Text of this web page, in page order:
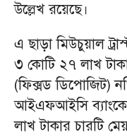
উল্লেখ রয়েছে।
এ ছাড়া মিউচুয়াল
৩ কোটি ২৭ লাখ
(ফিক্সড ডিপোজিট)
আইএফআইসি
লাখ টাকার চারটি